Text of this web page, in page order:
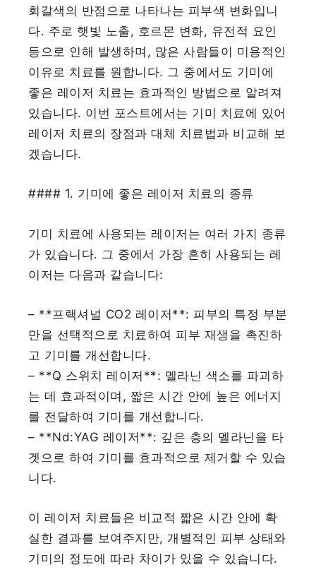
회갈색의 반점으로 나타나는 피부색 변화입니
다. 주로 햇빛 노출, 호르몬 변화, 유전적 요인
등으로 인해 발생하며, 많은 사람들이 미용적인
이유로 치료를 원합니다. 그 중에서도 기미에
좋은 레이저 치료는 효과적인 방법으로 알려져
있습니다. 이번 포스트에서는 기미 치료에 있어
레이저 치료의 장점과 대체 치료법과 비교해 보
겠습니다.
#### 1. 기미에 좋은 레이저 치료의 종류
기미 치료에 사용되는 레이저는 여러 가지 종류
가 있습니다. 그 중에서 가장 흔히 사용되는 레
이저는 다음과 같습니다:
– **프랙셔널 CO2 레이저**: 피부의 특정 부분
만을 선택적으로 치료하여 피부 재생을 촉진하
고 기미를 개선합니다.
– **Q 스위치 레이저**: 멜라닌 색소를 파괴하
는 데 효과적이며, 짧은 시간 안에 높은 에너지
를 전달하여 기미를 개선합니다.
– **Nd:YAG 레이저**: 깊은 층의 멜라닌을 타
겟으로 하여 기미를 효과적으로 제거할 수 있습
니다.
이 레이저 치료들은 비교적 짧은 시간 안에 확
실한 결과를 보여주지만, 개별적인 피부 상태와
기미의 정도에 따라 차이가 있을 수 있습니다.